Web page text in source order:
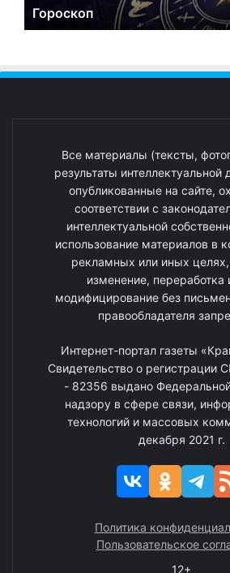
Гороскоп
Все материалы (тексты,
результаты интеллектуальной
опубликованные на сайте,
соответствии с
интеллектуальной
использование материалов в
рекламных или иных
изменение, переработка
модифицирование без
правообладателя
Интернет-портал газеты
Свидетельство о
- 82356 выдано
надзору в сфере связи,
технологий и массовых
декабря 2021 г.
Политика
Пользовательское
12+